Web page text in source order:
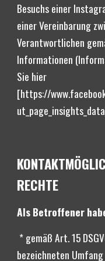
Besuchs einer
einer Vereinbarung
Verantwortlichen
Informationen
Sie hier
[https://
RECHTE
Als Betroffener
* gemäß Art. 15
bezeichneten